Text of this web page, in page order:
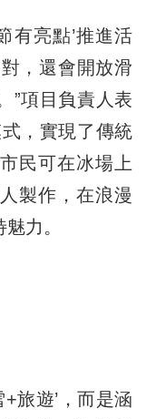
亮點’推進活
，還會開放滑
”項目負責人表
，實現了傳統
民可在冰場上
製作，在浪漫
力。
遊’，而是涵